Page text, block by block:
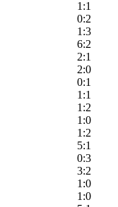
1:1
0:2
1:3
6:2
2:1
2:0
0:1
1:1
1:2
1:0
1:2
5:1
0:3
3:2
1:0
1:0